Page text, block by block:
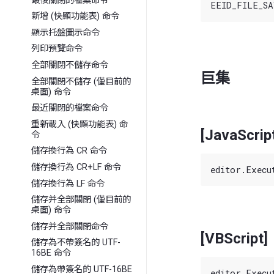
新增 (快顯功能表) 命令
顯示托盤圖示命令
列印預覽命令
全部關閉不儲存命令
全部關閉不儲存 (僅目前的
桌面) 命令
最近關閉的檔案命令
重新載入 (快顯功能表) 命
令
儲存換行為 CR 命令
儲存換行為 CR+LF 命令
儲存換行為 LF 命令
儲存并全部關閉 (僅目前的
桌面) 命令
儲存并全部關閉命令
儲存為不帶簽名的 UTF-
16BE 命令
儲存為帶簽名的 UTF-16BE
巨集
[VBScript]